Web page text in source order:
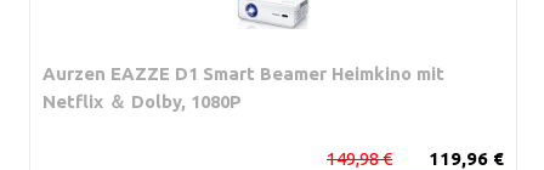
Aurzen EAZZE D1 Smart Beamer Heimkino mit
Netflix ＆ Dolby, 1080P
119,96 €
149,98 €